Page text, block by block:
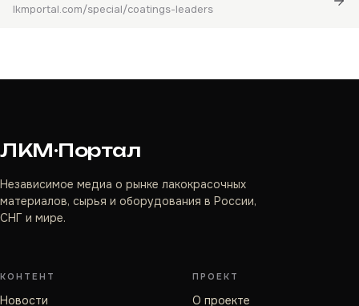
lkmportal.com/special/coatings-leaders
ЛКМ·Портал
Независимое медиа о рынке лакокрасочных
материалов, сырья и оборудования в России,
СНГ и мире.
КОНТЕНТ
Новости
ПРОЕКТ
О проекте